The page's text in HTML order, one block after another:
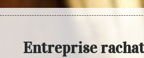
Entreprise